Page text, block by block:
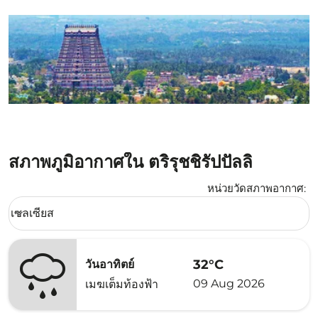
สภาพภูมิอากาศใน ตริรุชชิรัปปัลลิ
หน่วยวัดสภาพอากาศ:
Weather unit option เซลเซียส Selected
เซลเซียส
keyboard_arrow_down
วันอาทิตย์
เมฆเต็มท้องฟ้า
32°C
09 Aug 2026